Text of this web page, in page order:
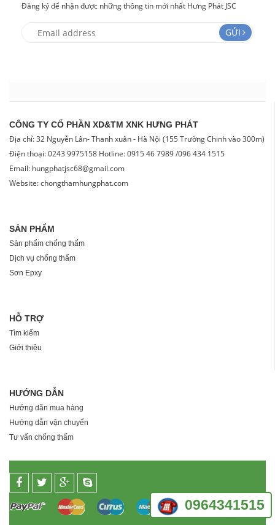
0964341515
Đăng ký để nhận được những thông tin mới nhất Hưng Phát JSC
GỬI
CÔNG TY CỔ PHẦN XD&TM XNK HƯNG PHÁT
Địa chỉ: 32 Nguyễn Lân- Thanh xuân - Hà Nội (155 Trường Chinh vào 300m)
Điện thoại: 0243 9975158 Hotline: 0915 46 7989 /096 434 1515
Email: hungphatjsc68@gmail.com
Website: chongthamhungphat.com
SẢN PHẨM
Sản phẩm chống thấm
Dịch vụ chống thấm
Sơn Epxy
HỖ TRỢ
Tìm kiếm
Giới thiệu
HƯỚNG DẪN
Hướng dãn mua hàng
Hướng dẫn vận chuyển
Tư vấn chống thấm